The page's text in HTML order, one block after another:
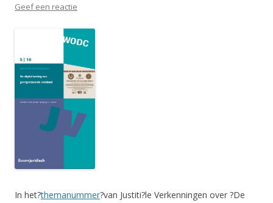
Geef een reactie
In het?themanummer?van Justiti?le Verkenningen over ?De